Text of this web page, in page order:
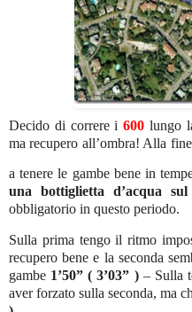
Decido di correre i600 lungo
ma recupero all’ombra! Alla
a tenere le gambe bene in
una bottiglietta d’acqua
obbligatorio in questo periodo.
Sulla prima tengo il ritmo
recupero bene e la seconda
gambe 1’50” ( 3’03” )– Sulla
aver forzato sulla seconda, ma